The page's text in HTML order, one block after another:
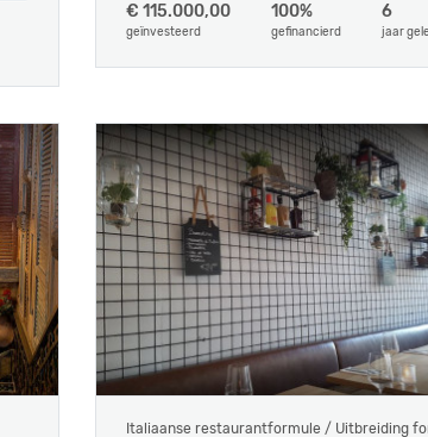
€ 115.000,00
geïnvesteerd
100%
gefinancierd
6
jaar
Italiaanse restaurantformule / Uitbreiding